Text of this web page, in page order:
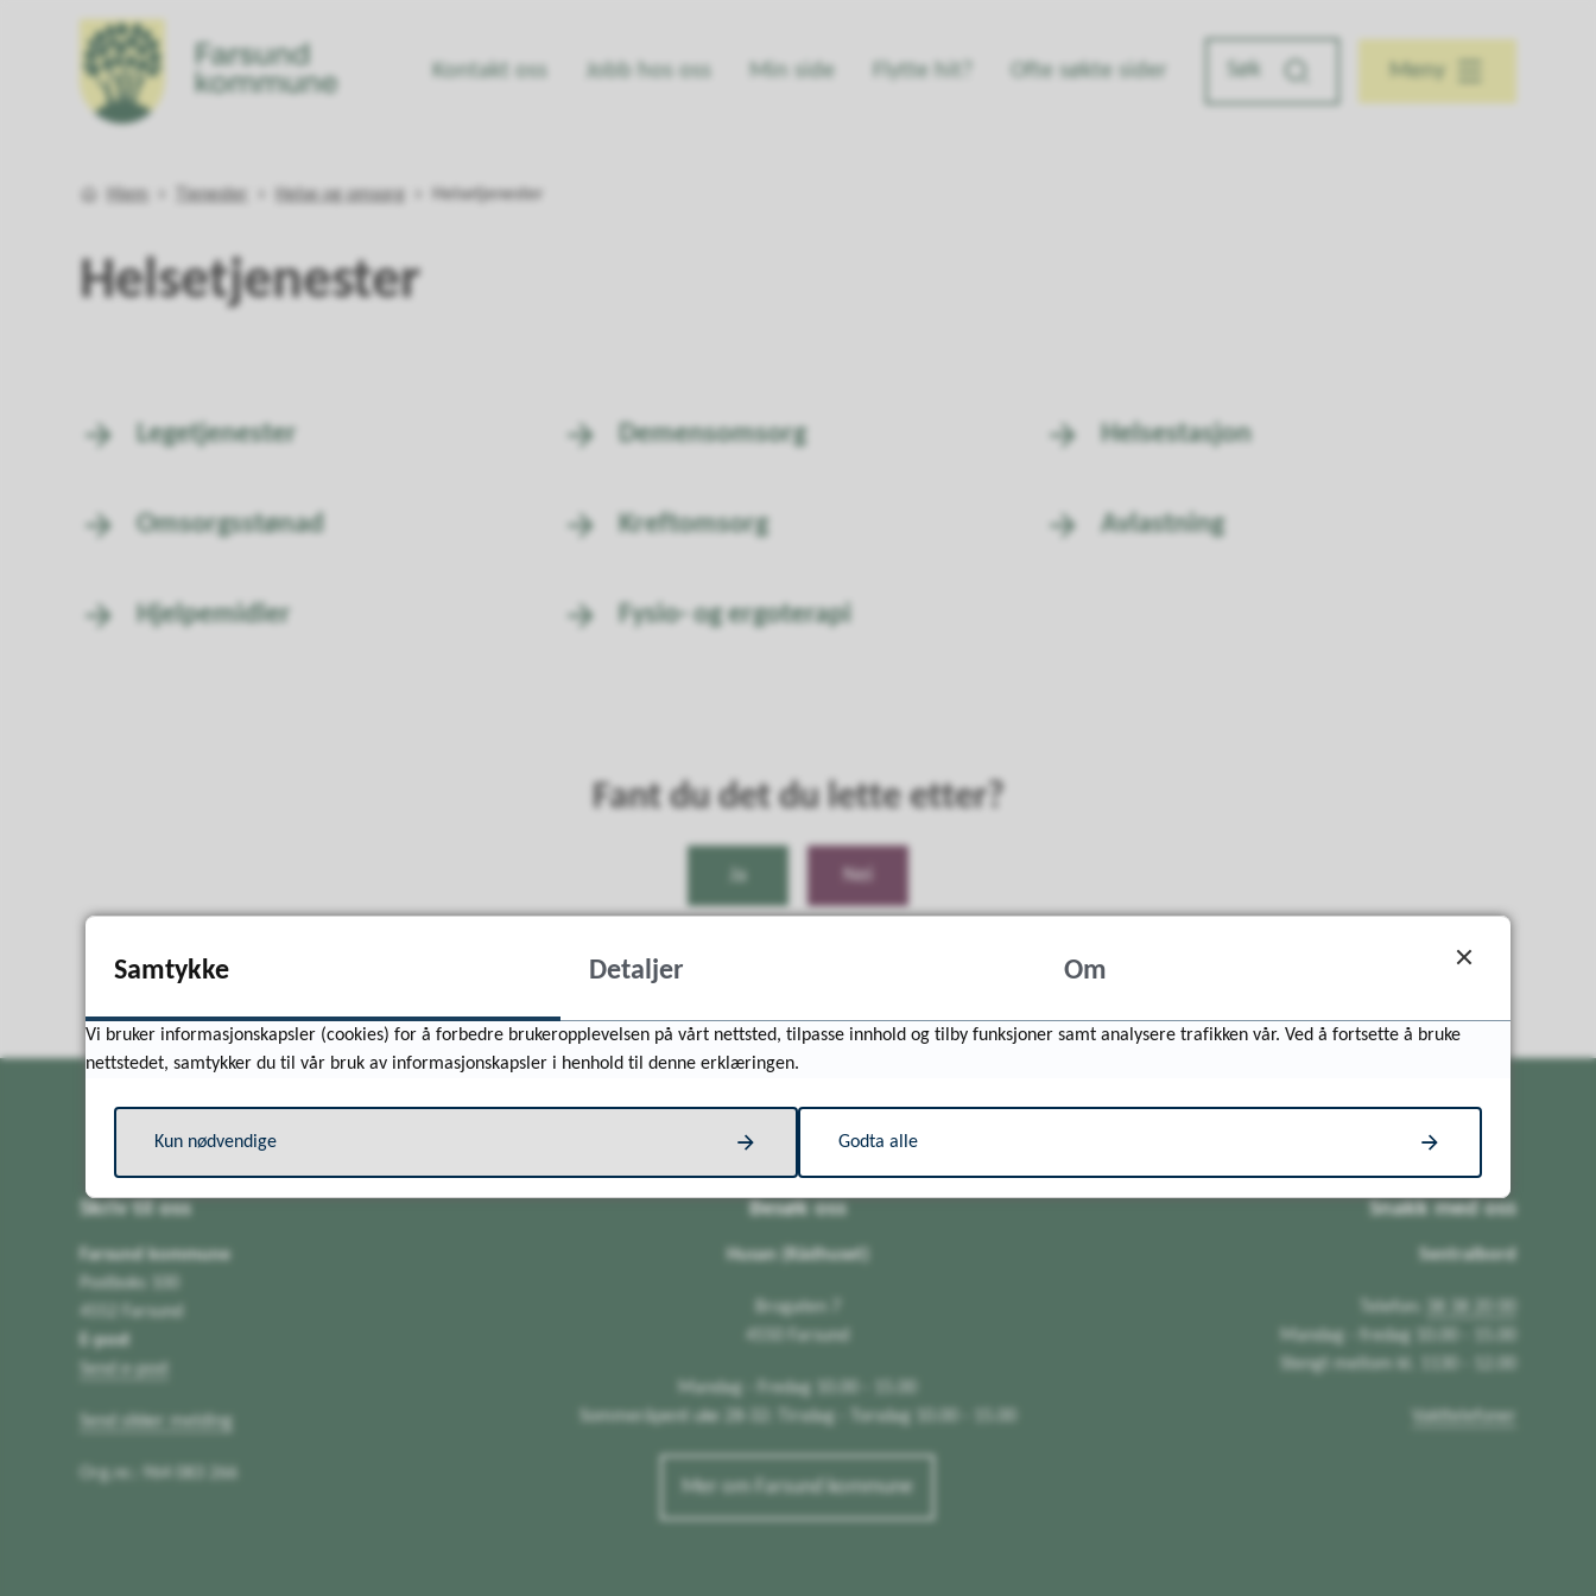
Kontakt oss Jobb hos oss Min side Flytte hit? Ofte søkte sider Meny
Du er her:
Hjem Tjenester Helse og omsorg Helsetjenester
Helsetjenester
Legetjenester Demensomsorg Helsestasjon
Omsorgsstønad Kreftomsorg Avlastning
Hjelpemidler Fysio- og ergoterapi
Fant du det du lette etter?
Ja Nei
Skriv til oss
Farsund kommune
E-post
Send e-post
Send sikker melding
Org.nr.: 964 083 266
Besøk oss
Husan (Rådhuset)
Brogaten 7
Mandag - Fredag 10.00 - 15.00
Sommeråpent uke 28-32: Tirsdag - Torsdag 10.00 - 15.00
Mer om Farsund kommune
Snakk med oss
Sentralbord
Mandag - fredag 10.00 - 15.00
Stengt mellom kl. 1130 - 12.00
Vakttelefoner
Samtykke Detaljer Om
Vi bruker informasjonskapsler (cookies) for å forbedre brukeropplevelsen på vårt nettsted, tilpasse innhold og tilby funksjoner samt analysere trafikken vår. Ved å fortsette å bruke
nettstedet, samtykker du til vår bruk av informasjonskapsler i henhold til denne erklæringen.
Kun nødvendige Godta alle